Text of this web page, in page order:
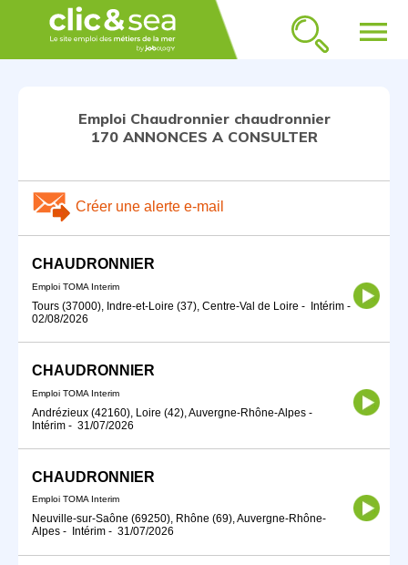
menu
Emploi Chaudronnier chaudronnier
170 ANNONCES A CONSULTER
Créer une alerte e-mail
CHAUDRONNIER
Emploi TOMA Interim
Tours (37000), Indre-et-Loire (37), Centre-Val de Loire - Intérim -
02/08/2026
CHAUDRONNIER
Emploi TOMA Interim
Andrézieux (42160), Loire (42), Auvergne-Rhône-Alpes -
Intérim - 31/07/2026
CHAUDRONNIER
Emploi TOMA Interim
Neuville-sur-Saône (69250), Rhône (69), Auvergne-Rhône-
Alpes - Intérim - 31/07/2026